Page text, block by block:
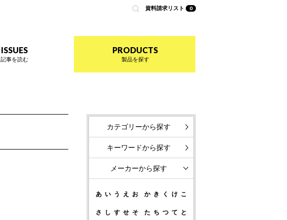
資料請求リスト 0
ISSUES
記事を読む
PRODUCTS
製品を探す
カテゴリーから探す
キーワードから探す
メーカーから探す
あ い う え お か き く け こ
さ し す せ そ た ち つ て と